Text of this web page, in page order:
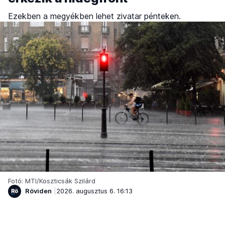
Ezekben a megyékben lehet zivatar pénteken.
Fotó: MTI/Koszticsák Szilárd
Röviden
2026. augusztus 6. 16:13